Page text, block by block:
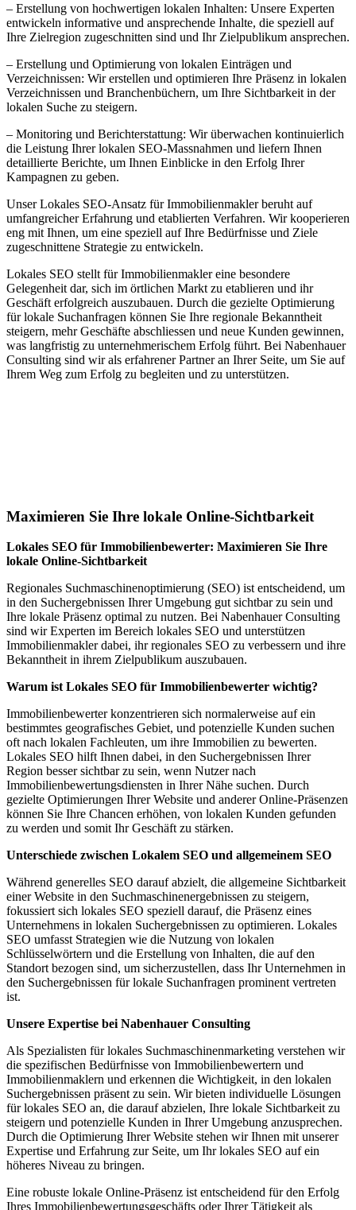
– Erstellung von hochwertigen lokalen Inhalten: Unsere Experten
entwickeln informative und ansprechende Inhalte, die speziell auf
Ihre Zielregion zugeschnitten sind und Ihr Zielpublikum ansprechen.
– Erstellung und Optimierung von lokalen Einträgen und
Verzeichnissen: Wir erstellen und optimieren Ihre Präsenz in lokalen
Verzeichnissen und Branchenbüchern, um Ihre Sichtbarkeit in der
lokalen Suche zu steigern.
– Monitoring und Berichterstattung: Wir überwachen kontinuierlich
die Leistung Ihrer lokalen SEO-Massnahmen und liefern Ihnen
detaillierte Berichte, um Ihnen Einblicke in den Erfolg Ihrer
Kampagnen zu geben.
Unser Lokales SEO-Ansatz für Immobilienmakler beruht auf
umfangreicher Erfahrung und etablierten Verfahren. Wir kooperieren
eng mit Ihnen, um eine speziell auf Ihre Bedürfnisse und Ziele
zugeschnittene Strategie zu entwickeln.
Lokales SEO stellt für Immobilienmakler eine besondere
Gelegenheit dar, sich im örtlichen Markt zu etablieren und ihr
Geschäft erfolgreich auszubauen. Durch die gezielte Optimierung
für lokale Suchanfragen können Sie Ihre regionale Bekanntheit
steigern, mehr Geschäfte abschliessen und neue Kunden gewinnen,
was langfristig zu unternehmerischem Erfolg führt. Bei Nabenhauer
Consulting sind wir als erfahrener Partner an Ihrer Seite, um Sie auf
Ihrem Weg zum Erfolg zu begleiten und zu unterstützen.
Maximieren Sie Ihre lokale Online-Sichtbarkeit
Lokales SEO für Immobilienbewerter: Maximieren Sie Ihre
lokale Online-Sichtbarkeit
Regionales Suchmaschinenoptimierung (SEO) ist entscheidend, um
in den Suchergebnissen Ihrer Umgebung gut sichtbar zu sein und
Ihre lokale Präsenz optimal zu nutzen. Bei Nabenhauer Consulting
sind wir Experten im Bereich lokales SEO und unterstützen
Immobilienmakler dabei, ihr regionales SEO zu verbessern und ihre
Bekanntheit in ihrem Zielpublikum auszubauen.
Warum ist Lokales SEO für Immobilienbewerter wichtig?
Immobilienbewerter konzentrieren sich normalerweise auf ein
bestimmtes geografisches Gebiet, und potenzielle Kunden suchen
oft nach lokalen Fachleuten, um ihre Immobilien zu bewerten.
Lokales SEO hilft Ihnen dabei, in den Suchergebnissen Ihrer
Region besser sichtbar zu sein, wenn Nutzer nach
Immobilienbewertungsdiensten in Ihrer Nähe suchen. Durch
gezielte Optimierungen Ihrer Website und anderer Online-Präsenzen
können Sie Ihre Chancen erhöhen, von lokalen Kunden gefunden
zu werden und somit Ihr Geschäft zu stärken.
Unterschiede zwischen Lokalem SEO und allgemeinem SEO
Während generelles SEO darauf abzielt, die allgemeine Sichtbarkeit
einer Website in den Suchmaschinenergebnissen zu steigern,
fokussiert sich lokales SEO speziell darauf, die Präsenz eines
Unternehmens in lokalen Suchergebnissen zu optimieren. Lokales
SEO umfasst Strategien wie die Nutzung von lokalen
Schlüsselwörtern und die Erstellung von Inhalten, die auf den
Standort bezogen sind, um sicherzustellen, dass Ihr Unternehmen in
den Suchergebnissen für lokale Suchanfragen prominent vertreten
ist.
Unsere Expertise bei Nabenhauer Consulting
Als Spezialisten für lokales Suchmaschinenmarketing verstehen wir
die spezifischen Bedürfnisse von Immobilienbewertern und
Immobilienmaklern und erkennen die Wichtigkeit, in den lokalen
Suchergebnissen präsent zu sein. Wir bieten individuelle Lösungen
für lokales SEO an, die darauf abzielen, Ihre lokale Sichtbarkeit zu
steigern und potenzielle Kunden in Ihrer Umgebung anzusprechen.
Durch die Optimierung Ihrer Website stehen wir Ihnen mit unserer
Expertise und Erfahrung zur Seite, um Ihr lokales SEO auf ein
höheres Niveau zu bringen.
Eine robuste lokale Online-Präsenz ist entscheidend für den Erfolg
Ihres Immobilienbewertungsgeschäfts oder Ihrer Tätigkeit als